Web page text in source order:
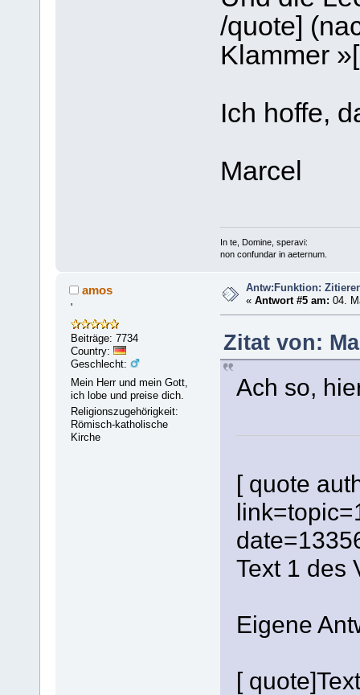
/quote]
Klammer
Ich hoffe,
Marcel
In te, Domine, speravi:
non confundar in aeternum.
amos
'
Beiträge: 7734
Country:
Geschlecht:
Mein Herr und mein Gott,
ich lobe und preise dich.
Religionszugehörigkeit:
Römisch-katholische
Kirche
Antw:Funktion:
«Antwort #5 am: 04.
Zitat von:
Ach so,
[ quote
Text 1 des
Eigene
[